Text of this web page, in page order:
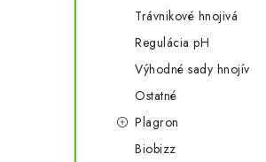
Trávnikové hnojivá
Regulácia pH
Výhodné sady hnojív
Ostatné
Plagron
Biobizz